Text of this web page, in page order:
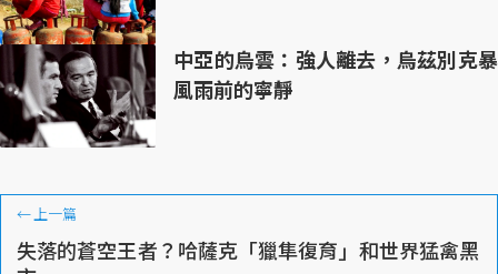
中亞的烏雲：強人離去，烏茲別克暴
風雨前的寧靜
←上一篇
失落的蒼空王者？哈薩克「獵隼復育」和世界猛禽黑